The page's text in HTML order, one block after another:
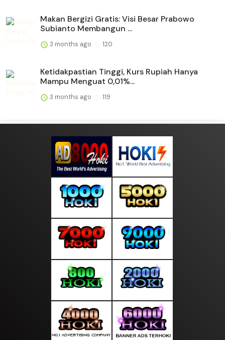
Makan Bergizi Gratis: Visi Besar Prabowo
Subianto Membangun ...
3 months ago 120
Ketidakpastian Tinggi, Kurs Rupiah Hanya
Mampu Menguat 0,01%...
3 months ago 119